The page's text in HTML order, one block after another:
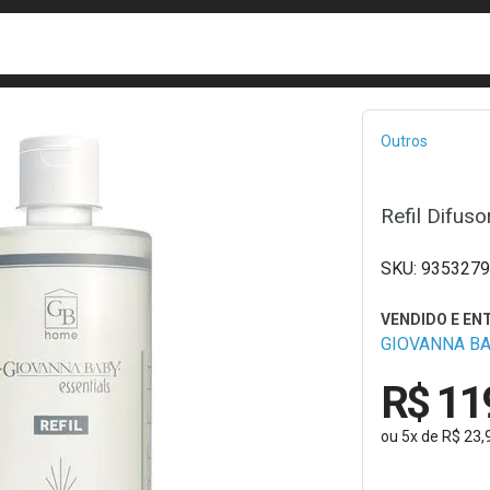
Outros
Refil
GIOVANNA
R$
ou 5xde R$